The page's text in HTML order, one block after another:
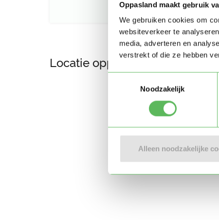
Oppasland maakt gebruik
We gebruiken cookies om
websiteverkeer te
media, adverteren en
verstrekt of die ze hebben
Noodzakelijk
Alleen noodzakelijke
Locatie oppasadres (Lottum)